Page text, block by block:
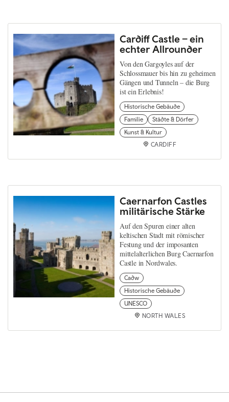
Cardiff Castle – ein
echter Allrounder
Von den Gargoyles auf der
Schlossmauer bis hin zu geheimen
Gängen und Tunneln – die Burg
ist ein Erlebnis!
Historische Gebäude
Familie
Städte & Dörfer
Kunst & Kultur
CARDIFF
Caernarfon Castles
militärische Stärke
Auf den Spuren einer alten
keltischen Stadt mit römischer
Festung und der imposanten
mittelalterlichen Burg Caernarfon
Castle in Nordwales.
Cadw
Historische Gebäude
UNESCO
NORTH WALES